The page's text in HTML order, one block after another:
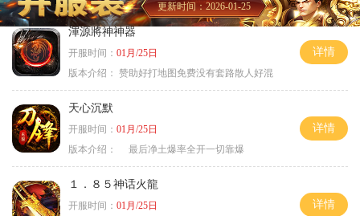
更新时间：2026-01-25
渾源將神神器
开服时间： 01月/25日
版本介绍： 赞助好打地图免费没有套路散人好混
详情
天心沉默
开服时间： 01月/25日
版本介绍：
最后净土爆率全开一切靠爆
详情
１．８５神话火龍
开服时间： 01月/25日
详情